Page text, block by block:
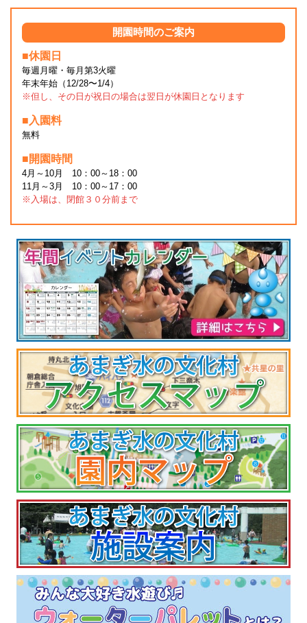
開園時間のご案内
■休園日
毎週月曜・毎月第3火曜
年末年始（12/28〜1/4）
※但し、その日が祝日の場合は翌日が休園日となります
■入園料
無料
■開園時間
4月～10月 10：00～18：00
11月～3月 10：00～17：00
※入場は、閉館３０分前まで